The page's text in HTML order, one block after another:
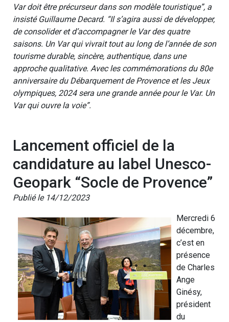
Var doit être précurseur dans son modèle touristique”, a
insisté Guillaume Decard. “Il s’agira aussi de développer,
de consolider et d’accompagner le Var des quatre
saisons. Un Var qui vivrait tout au long de l’année de son
tourisme durable, sincère, authentique, dans une
approche qualitative. Avec les commémorations du 80e
anniversaire du Débarquement de Provence et les Jeux
olympiques, 2024 sera une grande année pour le Var. Un
Var qui ouvre la voie”.
Lancement officiel de la
candidature au label Unesco-
Geopark “Socle de Provence”
Publié le 14/12/2023
Mercredi 6
décembre,
c’est en
présence
de Charles
Ange
Ginésy,
président
du